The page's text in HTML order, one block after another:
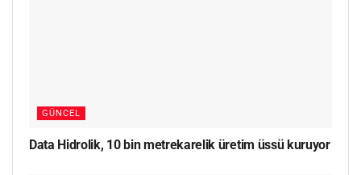
GÜNCEL
Data Hidrolik, 10 bin metrekarelik üretim üssü kuruyor